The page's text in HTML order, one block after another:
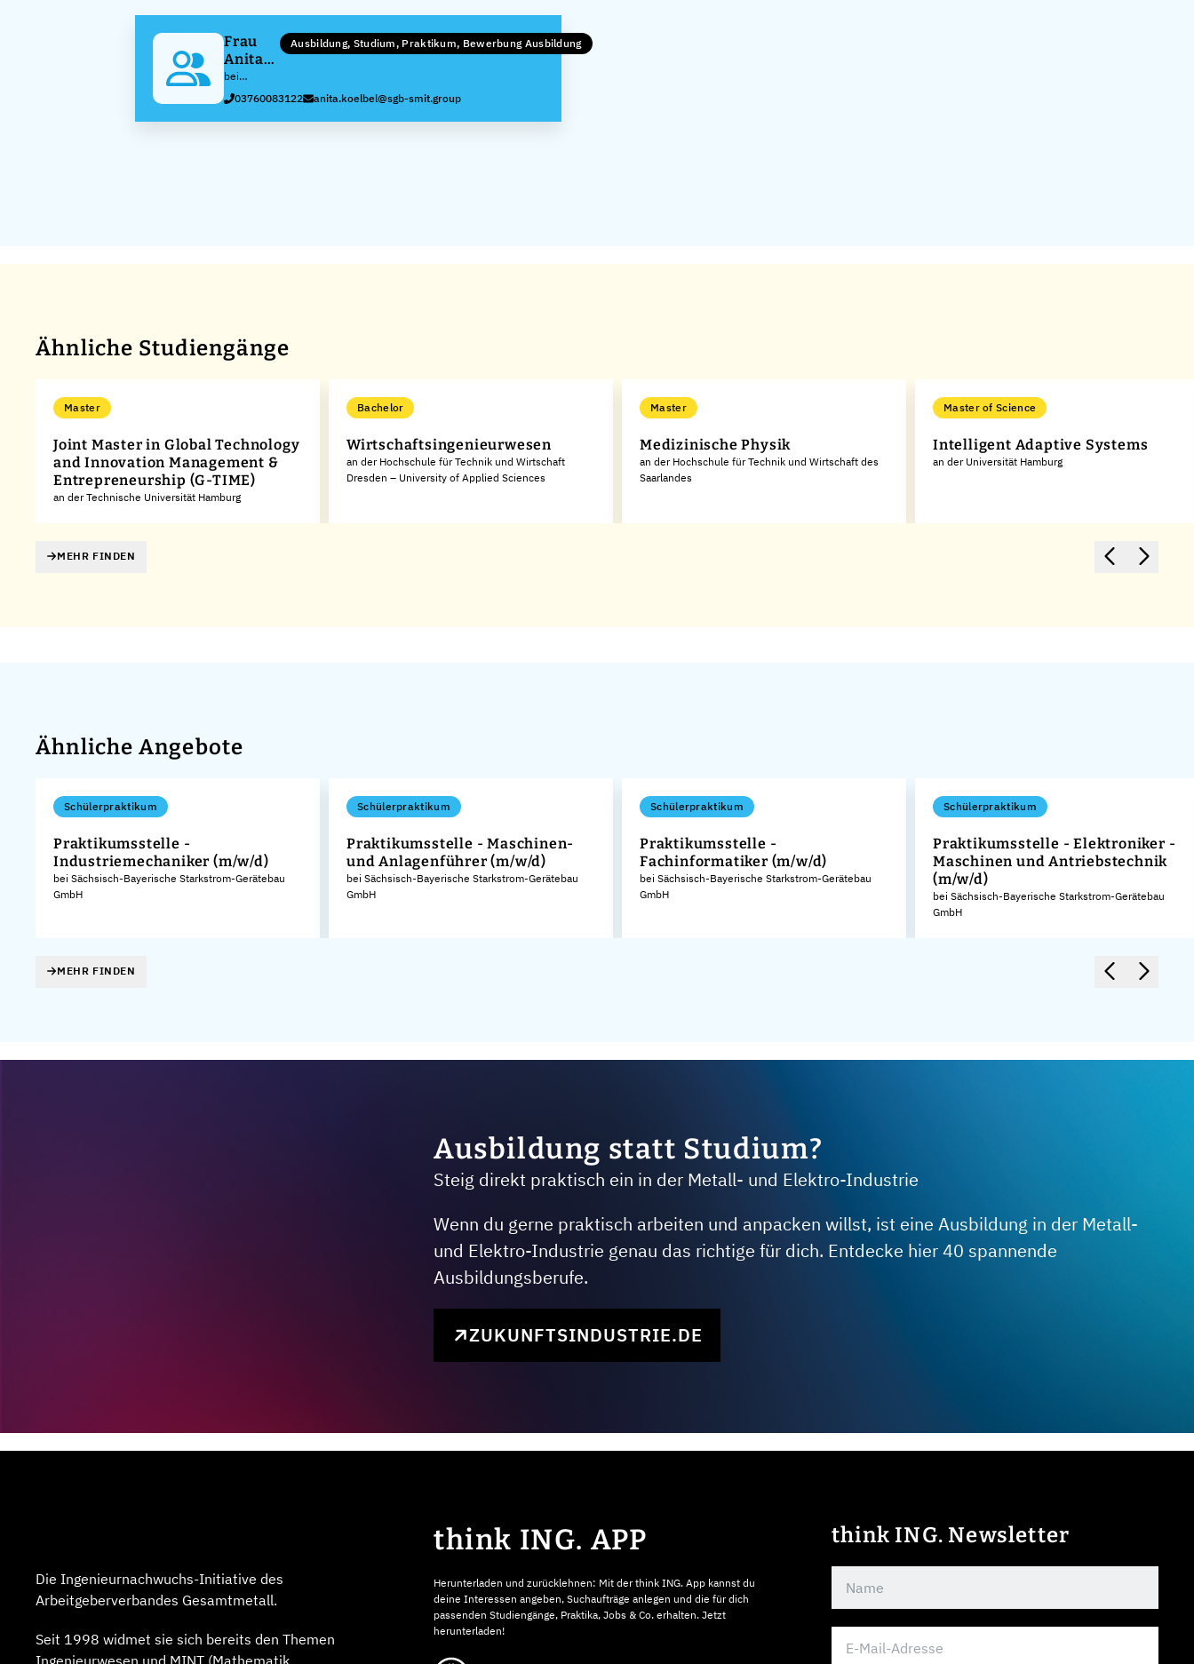
Frau
Anita
Kölbel
bei
Sächsisch-
Bayerische
Starkstrom-
Ausbildung, Studium, Praktikum, Bewerbung Ausbildung
03760083122 anita.koelbel@sgb-smit.group
Ähnliche Studiengänge
Master
Joint Master in Global Technology
and Innovation Management &
Entrepreneurship (G-TIME)
an der Technische Universität Hamburg
Bachelor
Wirtschaftsingenieurwesen
an der Hochschule für Technik und Wirtschaft
Dresden – University of Applied Sciences
Master
Medizinische Physik
an der Hochschule für Technik und Wirtschaft des
Saarlandes
Master of Science
Intelligent Adaptive Systems
an der Universität Hamburg
MEHR FINDEN
Ähnliche Angebote
Schülerpraktikum
Praktikumsstelle -
Industriemechaniker (m/w/d)
bei Sächsisch-Bayerische Starkstrom-Gerätebau
GmbH
Schülerpraktikum
Praktikumsstelle - Maschinen-
und Anlagenführer (m/w/d)
bei Sächsisch-Bayerische Starkstrom-Gerätebau
GmbH
Schülerpraktikum
Praktikumsstelle -
Fachinformatiker (m/w/d)
bei Sächsisch-Bayerische Starkstrom-Gerätebau
GmbH
Schülerpraktikum
Praktikumsstelle - Elektroniker -
Maschinen und Antriebstechnik
(m/w/d)
bei Sächsisch-Bayerische Starkstrom-Gerätebau
GmbH
MEHR FINDEN
Ausbildung statt Studium?
Steig direkt praktisch ein in der Metall- und Elektro-Industrie
Wenn du gerne praktisch arbeiten und anpacken willst, ist eine Ausbildung in der Metall-
und Elektro-Industrie genau das richtige für dich. Entdecke hier 40 spannende
Ausbildungsberufe.
ZUKUNFTSINDUSTRIE.DE
Die Ingenieurnachwuchs-Initiative des
Arbeitgeberverbandes Gesamtmetall.
Seit 1998 widmet sie sich bereits den Themen
Ingenieurwesen und MINT (Mathematik,
think ING. APP
Herunterladen und zurücklehnen: Mit der think ING. App kannst du
deine Interessen angeben, Suchaufträge anlegen und die für dich
passenden Studiengänge, Praktika, Jobs & Co. erhalten. Jetzt
herunterladen!
think ING. Newsletter